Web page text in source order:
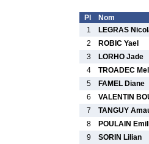
Pl Nom
1
LEGRAS
2
ROBIC Yael
3
LORHO Jade
4
TROADEC
5
FAMEL Diane
6
VALENTIN
7
TANGUY
8
POULAIN
9
SORIN Lilian